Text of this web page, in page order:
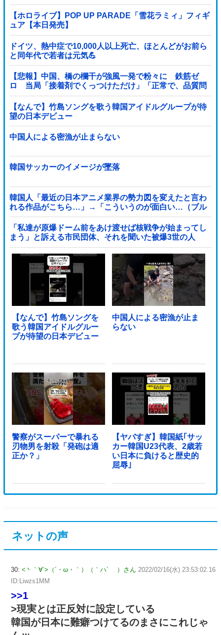
【ホロライブ】POP UP PARADE「雪花ラミィ」フィギ
ュア【本日発売】
ドイツ、熱中症で10,000人以上死亡、ほとんどがお前ら
と同年代で若者は元気💪
【悲報】中国、橋の欄干が強風一発で粉々に 鉄筋ゼ
ロ 当局「接着剤でくっつけただけ」「正常で、品質問
題はない」
【なんで】竹島ソングを歌う韓国アイドルグループが待
望の日本デビュー
中国人による密漁が止まらない
韓国サッカーのイメージが墜落
韓国人「最近の日本アニメ業界の勢力図を変えたと言わ
れる作品がこちら…」→「こういうのが面白い…（ブル
ブル」＝韓国の反応
「私達が原爆ドーム前をあけ渡せば核戦争が始まってし
まう」と訴える市民団体、それを聞いた被爆3世の人
が……他
【なんで】竹島ソングを
歌う韓国アイドルグルー
プが待望の日本デビュー
中国人による密漁が止ま
らない
警察がスーパーで暴れる
刃物男を射殺「発砲は適
正か？」
【ヤバすぎ】韓国紙｢サッ
カー韓国U23代表、2歳若
い日本に負けると歴史的
屈辱｣
ネットの声
30: <丶｀∀´>（´・ω・｀）（｀ハ´ ）さん 2022/02/16(水) 23:53:02.16
ID:Liwzs1MM
>>1
>現実とは正反対に設定している
韓国が日本に難癖つけてるのまさにこれじゃ